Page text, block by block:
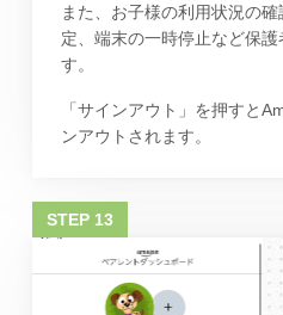
また、お子様の利用状況の
定、端末の一時停止など保
す。
「サインアウト」を押すと
ンアウトされます。